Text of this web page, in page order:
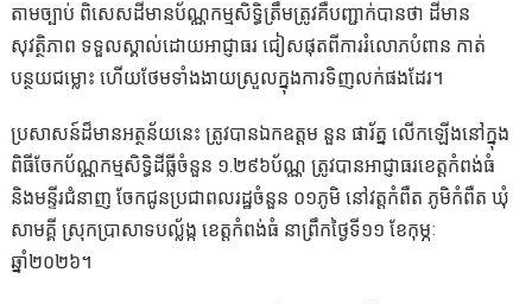
តាមច្បាប់ ពិសេសដីមានប័ណ្ណកម្មសិទ្ធិត្រឹមត្រូវគឺបញ្ជាក់បានថា ដីមាន
សុវត្ថិភាព ទទួលស្គាល់ដោយអាជ្ញាធរ ជៀសផុតពីការរំលោភបំពាន កាត់
បន្ថយជម្លោះ ហើយថែមទាំងងាយស្រួលក្នុងការទិញលក់ផងដែរ។
ប្រសាសន៍ដ៏មានអត្ថន័យនេះ ត្រូវបានឯកឧត្តម នួន ផារ័ត្ន លើកឡើងនៅក្នុង
ពិធីចែកប័ណ្ណកម្មសិទ្ធិដីធ្លីចំនួន ១.២៩៦ប័ណ្ណ ត្រូវបានអាជ្ញាធរខេត្តកំពង់ធំ
និងមន្ទីរជំនាញ ចែកជូនប្រជាពលរដ្ឋចំនួន ០១ភូមិ នៅវត្តកំពឺត ភូមិកំពឺត ឃុំ
សាមគ្គី ស្រុកប្រាសាទបល្ល័ង្ក ខេត្តកំពង់ធំ នាព្រឹកថ្ងៃទី១១ ខែកុម្ភៈ
ឆ្នាំ២០២៦។